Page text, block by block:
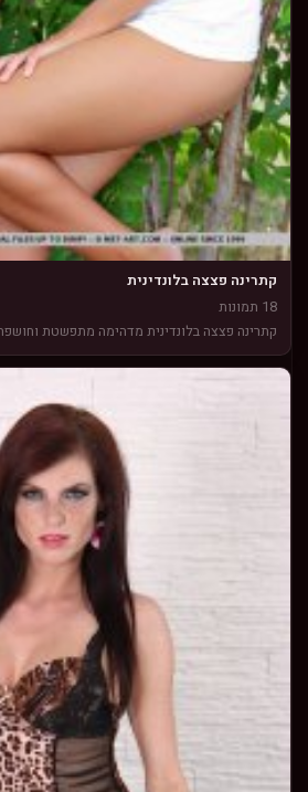
קתרינה פצצה בלונדינית
18 תמונות
קתרינה פצצה בלונדינית מדהימה מתפשטת